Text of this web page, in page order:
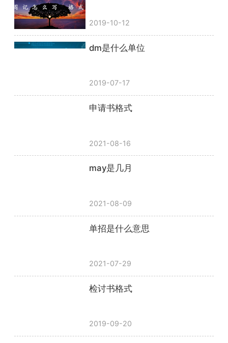
2019-10-12
dm是什么单位
2019-07-17
申请书格式
2021-08-16
may是几月
2021-08-09
单招是什么意思
2021-07-29
检讨书格式
2019-09-20